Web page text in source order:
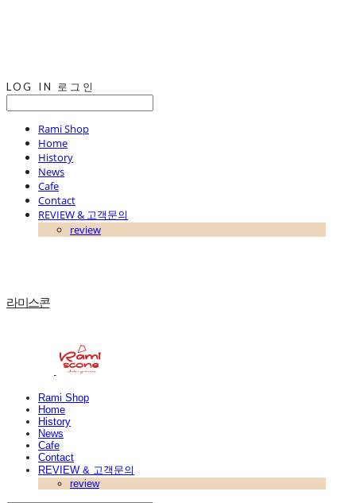
LOG IN 로그인
Rami Shop
Home
History
News
Cafe
Contact
REVIEW & 고객문의
review
라미스콘
Rami Shop
Home
History
News
Cafe
Contact
REVIEW & 고객문의
review